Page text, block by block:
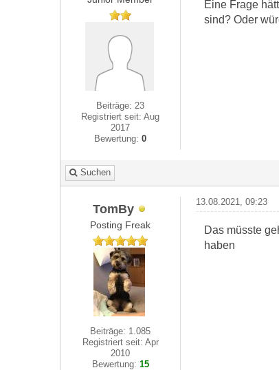
Beiträge: 23
Registriert seit: Aug
2017
Bewertung:0
Eine Frage
sind? Oder
Suchen
TomBy
Posting Freak
Beiträge: 1.085
Registriert seit: Apr
2010
Bewertung: 15
13.08.2021, 09:23
Das müsste
haben